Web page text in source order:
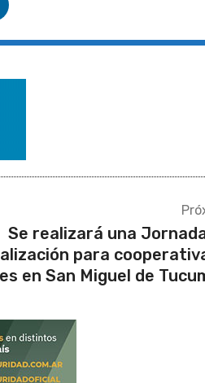
Se realizará una
para
en San Miguel de